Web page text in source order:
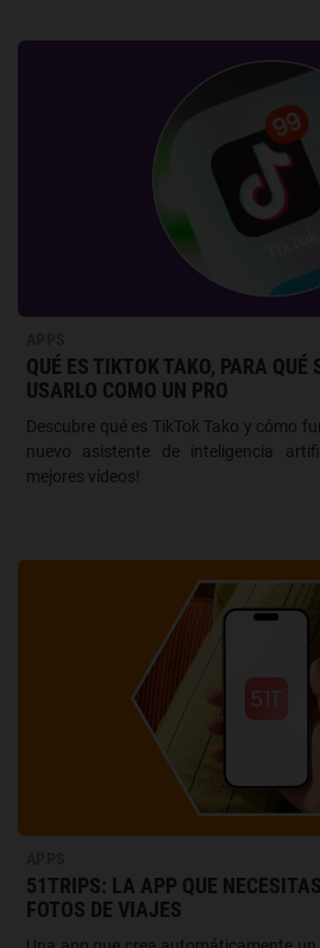
QUÉ ES TIKTOK TAKO, PARA QUÉ
USARLO COMO UN PRO
Descubre qué es TikTok Tako y cómo
nuevo asistente de inteligencia
mejores vídeos!
51TRIPS: LA APP QUE
FOTOS DE VIAJES